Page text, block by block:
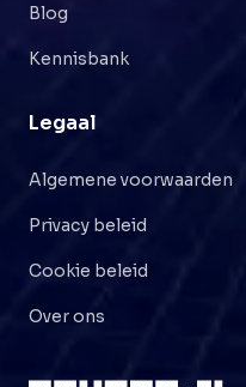
Blog
Kennisbank
Legaal
Algemene voorwaarden
Privacy beleid
Cookie beleid
Over ons